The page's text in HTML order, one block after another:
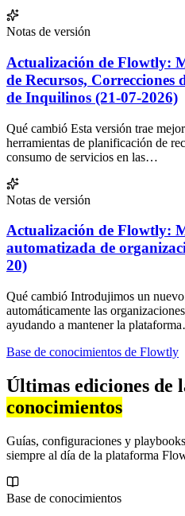
Notas de versión
Actualización de Flowtly:
de Recursos,
de Inquilinos (21-07-2026)
Qué cambió Esta versión trae
herramientas de planificación de
consumo de servicios en las…
Notas de versión
Actualización de Flowtly:
automatizada de
20)
Qué cambió Introdujimos un
automáticamente las
ayudando a mantener la
Base de conocimientos de Flowtly
Últimas ediciones de
conocimientos
Guías, configuraciones y
siempre al día de la plataforma
Base de conocimientos